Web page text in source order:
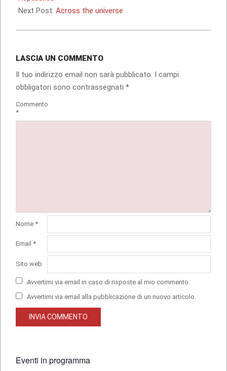
Next Post: Across the universe
LASCIA UN COMMENTO
Il tuo indirizzo email non sarà pubblicato. I campi
obbligatori sono contrassegnati *
Commento
*
Nome *
Email *
Sito web
Avvertimi via email in caso di risposte al mio commento.
Avvertimi via email alla pubblicazione di un nuovo articolo.
Eventi in programma